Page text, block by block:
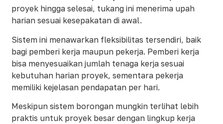
proyek hingga selesai, tukang ini menerima upah
harian sesuai kesepakatan di awal.
Sistem ini menawarkan fleksibilitas tersendiri, baik
bagi pemberi kerja maupun pekerja. Pemberi kerja
bisa menyesuaikan jumlah tenaga kerja sesuai
kebutuhan harian proyek, sementara pekerja
memiliki kejelasan pendapatan per hari.
Meskipun sistem borongan mungkin terlihat lebih
praktis untuk proyek besar dengan lingkup kerja